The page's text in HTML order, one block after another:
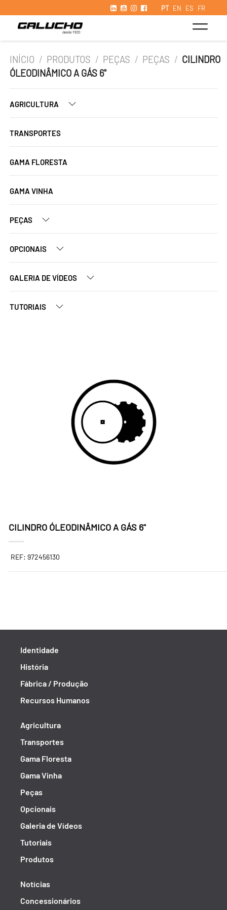
PT EN ES FR
INÍCIO / PRODUTOS / PEÇAS / PEÇAS / CILINDRO
ÓLEODINÂMICO A GÁS 6"
AGRICULTURA
TRANSPORTES
GAMA FLORESTA
GAMA VINHA
PEÇAS
OPCIONAIS
GALERIA DE VÍDEOS
TUTORIAIS
CILINDRO ÓLEODINÂMICO A GÁS 6"
REF: 972456130
Identidade
História
Fábrica / Produção
Recursos Humanos
Agricultura
Transportes
Gama Floresta
Gama Vinha
Peças
Opcionais
Galeria de Vídeos
Tutoriais
Produtos
Notícias
Concessionários